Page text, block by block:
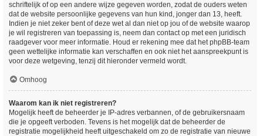
schriftelijk of op een andere wijze gegeven worden, zodat de ouders weten
dat de website persoonlijke gegevens van hun kind, jonger dan 13, heeft.
Indien je niet zeker bent of deze wet al dan niet op jou of de website waarop
je wil registreren van toepassing is, neem dan contact op met een juridisch
raadgever voor meer informatie. Houd er rekening mee dat het phpBB-team
geen wettelijke informatie kan verschaffen en ook niet het aanspreekpunt is
voor deze wetgeving, tenzij dit hieronder vermeld wordt.
Omhoog
Waarom kan ik niet registreren?
Mogelijk heeft de beheerder je IP-adres verbannen, of de gebruikersnaam
die je opgeeft verboden. Tevens is het mogelijk dat de beheerder de
registratie mogelijkheid heeft uitgeschakeld om zo de registratie van nieuwe